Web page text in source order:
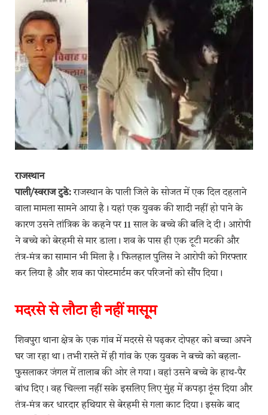
राजस्थान
पाली/स्वराज टुडे:राजस्थान के पाली जिले के सोजत में एक दिल दहलाने
वाला मामला सामने आया है। यहां एक युवक की शादी नहीं हो पाने के
कारण उसने तांत्रिक के कहने पर 11 साल के बच्चे की बलि दे दी। आरोपी
ने बच्चे को बेरहमी से मार डाला। शव के पास ही एक टूटी मटकी और
तंत्र-मंत्र का सामान भी मिला है। फिलहाल पुलिस ने आरोपी को गिरफ्तार
कर लिया है और शव का पोस्टमार्टम कर परिजनों को सौंप दिया।
मदरसे से लौटा ही नहीं मासूम
शिवपुरा थाना क्षेत्र के एक गांव में मदरसे से पढ़कर दोपहर को बच्चा अपने
घर जा रहा था। तभी रास्ते में ही गांव के एक युवक ने बच्चे को बहला-
फुसलाकर जंगल में तालाब की ओर ले गया। वहां उसने बच्चे के हाथ-पैर
बांध दिए। वह चिल्ला नहीं सके इसलिए लिए मुंह में कपड़ा ठूंस दिया और
तंत्र-मंत्र कर धारदार हथियार से बेरहमी से गला काट दिया। इसके बाद